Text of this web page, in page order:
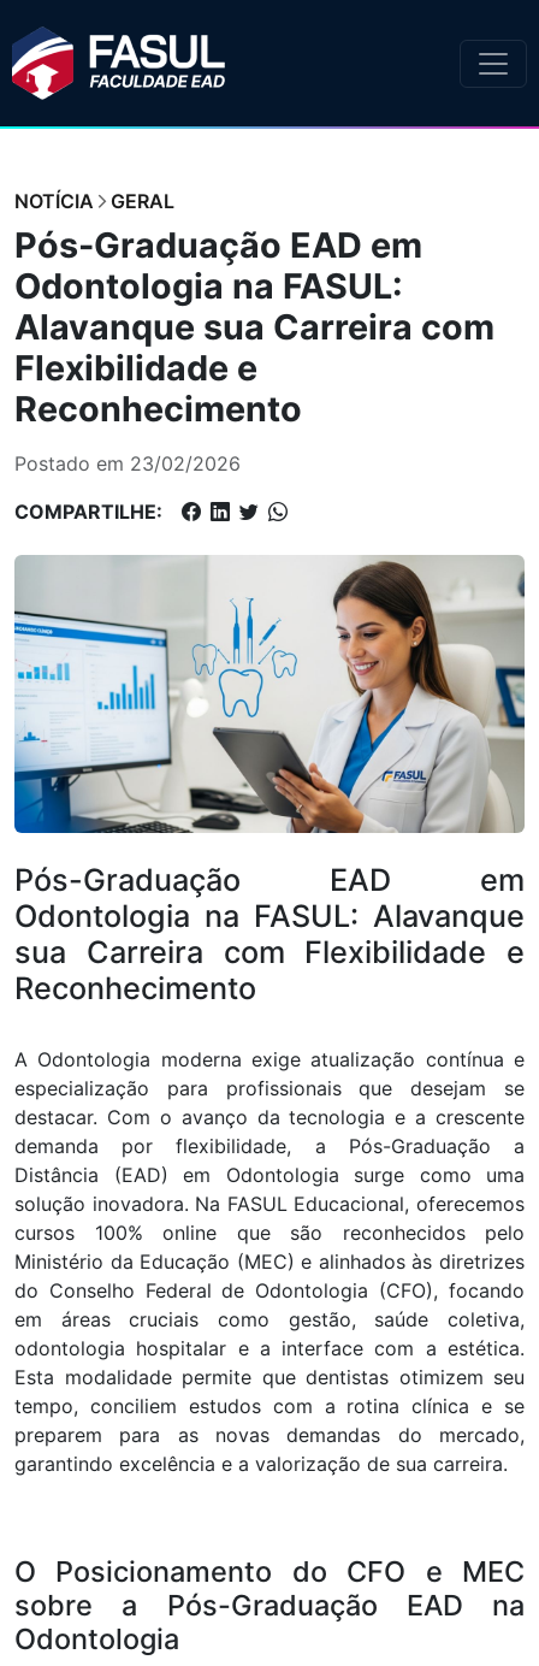
NOTÍCIA GERAL
Pós-Graduação EAD em
Odontologia na FASUL:
Alavanque sua Carreira com
Flexibilidade e
Reconhecimento
Postado em 23/02/2026
COMPARTILHE:
Pós-Graduação EAD em
Odontologia na FASUL: Alavanque
sua Carreira com Flexibilidade e
Reconhecimento
A Odontologia moderna exige atualização contínua e
especialização para profissionais que desejam se
destacar. Com o avanço da tecnologia e a crescente
demanda por flexibilidade, a Pós-Graduação a
Distância (EAD) em Odontologia surge como uma
solução inovadora. Na FASUL Educacional, oferecemos
cursos 100% online que são reconhecidos pelo
Ministério da Educação (MEC) e alinhados às diretrizes
do Conselho Federal de Odontologia (CFO), focando
em áreas cruciais como gestão, saúde coletiva,
odontologia hospitalar e a interface com a estética.
Esta modalidade permite que dentistas otimizem seu
tempo, conciliem estudos com a rotina clínica e se
preparem para as novas demandas do mercado,
garantindo excelência e a valorização de sua carreira.
O Posicionamento do CFO e MEC
sobre a Pós-Graduação EAD na
Odontologia